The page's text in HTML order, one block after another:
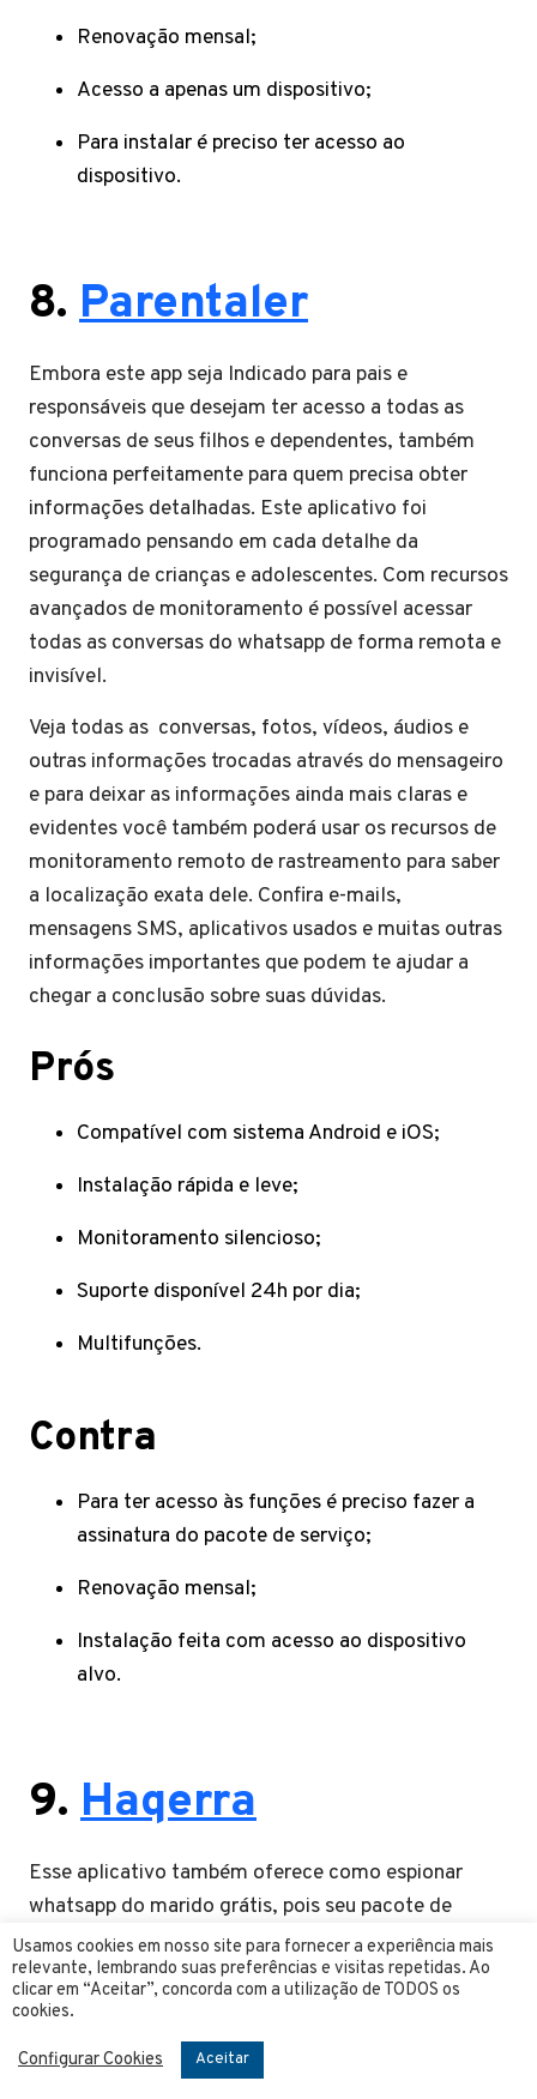
Renovação mensal;
Acesso a apenas um dispositivo;
Para instalar é preciso ter acesso ao
dispositivo.
8. Parentaler
Embora este app seja Indicado para pais e
responsáveis que desejam ter acesso a todas as
conversas de seus filhos e dependentes, também
funciona perfeitamente para quem precisa obter
informações detalhadas. Este aplicativo foi
programado pensando em cada detalhe da
segurança de crianças e adolescentes. Com recursos
avançados de monitoramento é possível acessar
todas as conversas do whatsapp de forma remota e
invisível.
Veja todas as conversas, fotos, vídeos, áudios e
outras informações trocadas através do mensageiro
e para deixar as informações ainda mais claras e
evidentes você também poderá usar os recursos de
monitoramento remoto de rastreamento para saber
a localização exata dele. Confira e-mails,
mensagens SMS, aplicativos usados e muitas outras
informações importantes que podem te ajudar a
chegar a conclusão sobre suas dúvidas.
Prós
Compatível com sistema Android e iOS;
Instalação rápida e leve;
Monitoramento silencioso;
Suporte disponível 24h por dia;
Multifunções.
Contra
Para ter acesso às funções é preciso fazer a
assinatura do pacote de serviço;
Renovação mensal;
Instalação feita com acesso ao dispositivo
alvo.
9. Haqerra
Esse aplicativo também oferece como espionar
whatsapp do marido grátis, pois seu pacote de
serviços oferece diversos recursos em apenas uma
única assinatura. Será possível acessar o whatsapp
sem esforços e ter conhecimento de todas as
conversas, fotos, áudios e vídeos trocados no app.
Além de saber com que seu marido está
Usamos cookies em nosso site para fornecer a experiência mais
relevante, lembrando suas preferências e visitas repetidas. Ao
clicar em “Aceitar”, concorda com a utilização de TODOS os
cookies.
Configurar Cookies Aceitar